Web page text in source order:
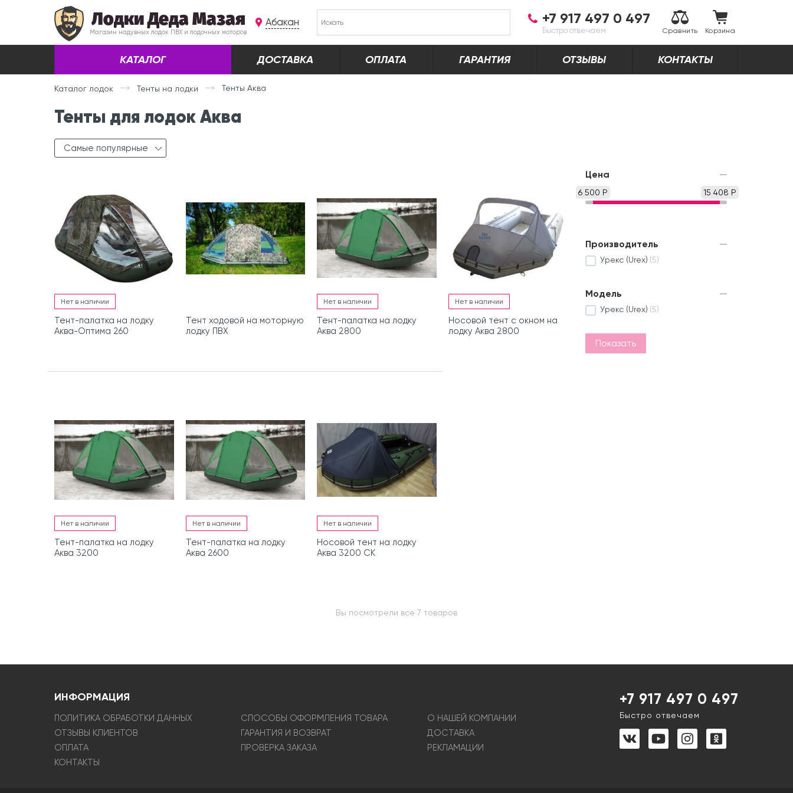
Лодки Деда Мазая
Магазин надувных лодок ПВХ и лодочных моторов
Абакан +7 917 497 0 497
Быстро отвечаем Сравнить Корзина
КАТАЛОГ ДОСТАВКА ОПЛАТА ГАРАНТИЯ ОТЗЫВЫ КОНТАКТЫ
Каталог лодок Тенты на лодки Тенты Аква
Тенты для лодок Аква
Самые популярные
Нет в наличии
Тент-палатка на лодку
Аква-Оптима 260
Тент ходовой на моторную
лодку ПВХ
Нет в наличии
Тент-палатка на лодку
Аква 2800
Нет в наличии
Носовой тент с окном на
лодку Аква 2800
Нет в наличии
Тент-палатка на лодку
Аква 3200
Нет в наличии
Тент-палатка на лодку
Аква 2600
Нет в наличии
Носовой тент на лодку
Аква 3200 СК
Цена
6 500 Р 15 408 Р
Производитель
Урекс (Urex) (5)
Модель
Урекс (Urex) (5)
Показать
Вы посмотрели все 7 товаров
ИНФОРМАЦИЯ
ПОЛИТИКА ОБРАБОТКИ ДАННЫХ СПОСОБЫ ОФОРМЛЕНИЯ ТОВАРА
О НАШЕЙ КОМПАНИИ
ОТЗЫВЫ КЛИЕНТОВ
ГАРАНТИЯ И ВОЗВРАТ
ДОСТАВКА
ОПЛАТА
ПРОВЕРКА ЗАКАЗА
РЕКЛАМАЦИИ
КОНТАКТЫ
+7 917 497 0 497
Быстро отвечаем